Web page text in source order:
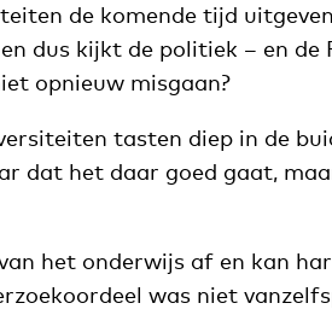
de komende tijd
dus kijkt de politiek – en de
opnieuw misgaan?
tasten diep in de
dat het daar goed gaat,
het onderwijs af en kan
was niet